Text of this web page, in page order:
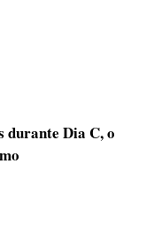
durante Dia C, o